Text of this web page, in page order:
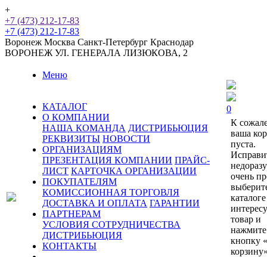
+
+7 (473) 212-17-83
+7 (473) 212-17-83
Воронеж Москва Санкт-Петербург Краснодар
ВОРОНЕЖ УЛ. ГЕНЕРАЛА ЛИЗЮКОВА, 2
Меню
КАТАЛОГ
О КОМПАНИИ
НАША КОМАНДА ДИСТРИБЬЮЦИЯ
РЕКВИЗИТЫ НОВОСТИ
ОРГАНИЗАЦИЯМ
ПРЕЗЕНТАЦИЯ КОМПАНИИ ПРАЙС-
ЛИСТ КАРТОЧКА ОРГАНИЗАЦИИ
ПОКУПАТЕЛЯМ
КОМИССИОННАЯ ТОРГОВЛЯ
ДОСТАВКА И ОПЛАТА ГАРАНТИИ
ПАРТНЕРАМ
УСЛОВИЯ СОТРУДНИЧЕСТВА
ДИСТРИБЬЮЦИЯ
КОНТАКТЫ
0
К
ваша
пуста.
очень
каталоге
товар и
нажмите
кнопку